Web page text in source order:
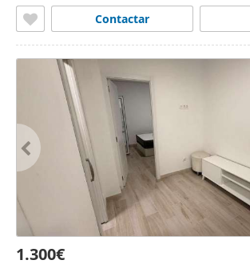
Contactar
1.300€